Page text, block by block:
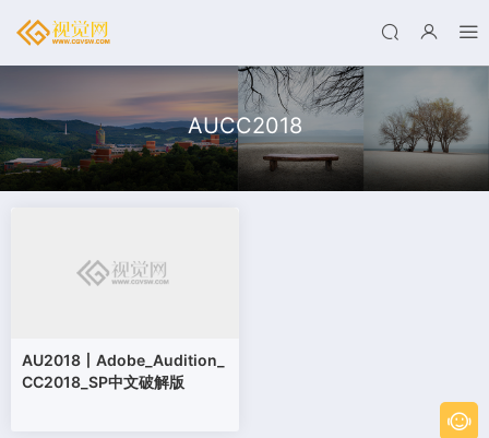
AUCC2018
AU2018丨Adobe_Audition_
CC2018_SP中文破解版